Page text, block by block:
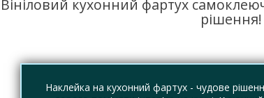
Вініловий кухонний фартух
рішення!
Наклейка на кухонний фартух - чудове